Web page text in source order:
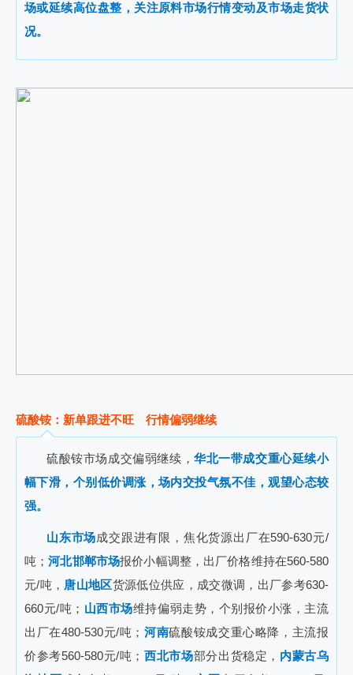
场或延续高位盘整，关注原料市场行情变动及市场走货状
况。
硫酸铵：新单跟进不旺 行情偏弱继续
硫酸铵市场成交偏弱继续，华北一带成交重心延续小
幅下滑，个别低价调涨，场内交投气氛不佳，观望心态较
强。
山东市场成交跟进有限，焦化货源出厂在590-630元/
吨；河北邯郸市场报价小幅调整，出厂价格维持在560-580
元/吨， 唐山地区货源低位供应，成交微调，出厂参考630-
660元/吨； 山西市场维持偏弱走势，个别报价小涨，主流
出厂在480-530元/吨； 河南硫酸铵成交重心略降，主流报
价参考560-580元/吨； 西北市场部分出货稳定， 内蒙古乌